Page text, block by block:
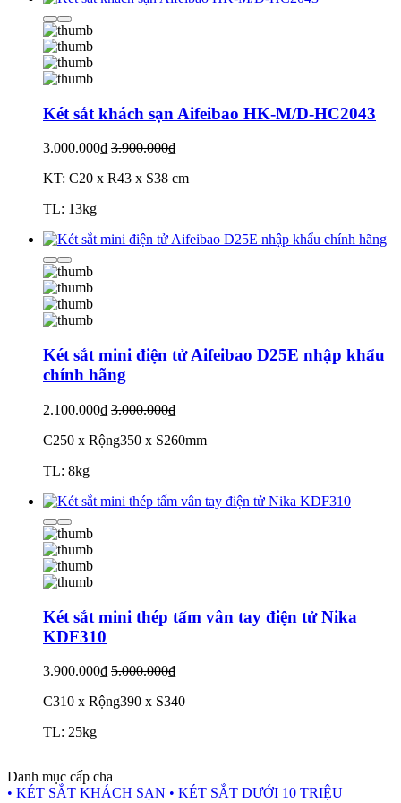
Két sắt khách sạn Aifeibao HK-M/D-HC2043
3.000.000₫ 3.900.000₫
KT: C20 x R43 x S38 cm
TL: 13kg
Két sắt mini điện tử Aifeibao D25E nhập khẩu
chính hãng
2.100.000₫ 3.000.000₫
C250 x Rộng350 x S260mm
TL: 8kg
Két sắt mini thép tấm vân tay điện tử Nika
KDF310
3.900.000₫ 5.000.000₫
C310 x Rộng390 x S340
TL: 25kg
Danh mục cấp cha
• KÉT SẮT KHÁCH SẠN • KÉT SẮT DƯỚI 10 TRIỆU